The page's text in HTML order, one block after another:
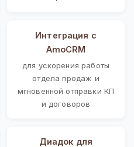
Интеграция с
AmoCRM
для ускорения работы
отдела продаж и
мгновенной отправки КП
и договоров
Диадок для